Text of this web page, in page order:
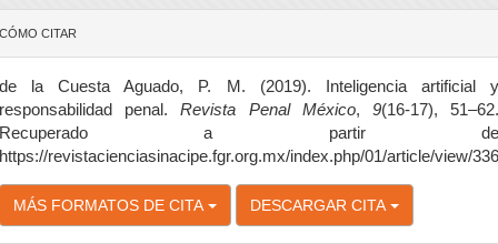
CÓMO CITAR
de la Cuesta Aguado, P. M. (2019). Inteligencia artificial y
responsabilidad penal.Revista Penal México, 9(16-17),
Recuperado a partir de
https://revistacienciasinacipe.fgr.org.mx/index.php/01/article/view/336
MÁS FORMATOS DE CITA DESCARGAR CITA